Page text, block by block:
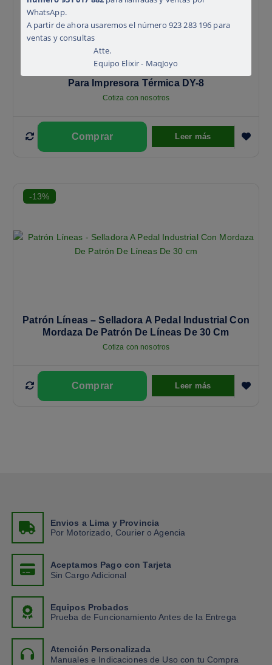
Cinta De Transferencia Térmica 30mmx100m
Para Impresora Térmica DY-8
Cotiza con nosotros
Leer más
-13%
Patrón Líneas – Selladora A Pedal Industrial Con
Mordaza De Patrón De Líneas De 30 Cm
Cotiza con nosotros
Leer más
Envios a Lima y Provincia
Por Motorizado, Courier o Agencia
Aceptamos Pago con Tarjeta
Sin Cargo Adicional
Equipos Probados
Prueba de Funcionamiento Antes de la Entrega
Atención Personalizada
Manuales e Indicaciones de Uso con tu Compra
WhatsApp.
A partir de ahora usaremos el número 923 283 196 para
ventas y consultas
Atte.
Equipo Elixir - MaqJoyo